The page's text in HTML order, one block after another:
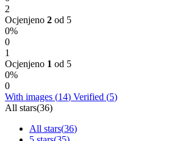
2
Ocjenjeno 2 od 5
0%
0
1
Ocjenjeno 1 od 5
0%
0
With images (14) Verified (5)
All stars(36)
All stars(36)